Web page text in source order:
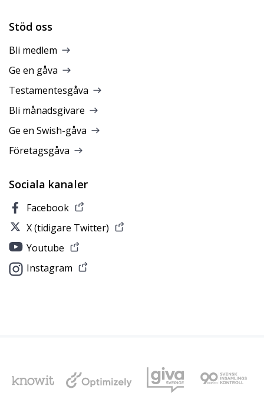
Stöd oss
Bli medlem
Ge en gåva
Testamentesgåva
Bli månadsgivare
Ge en Swish-gåva
Företagsgåva
Sociala kanaler
Facebook
X (tidigare Twitter)
Youtube
Instagram